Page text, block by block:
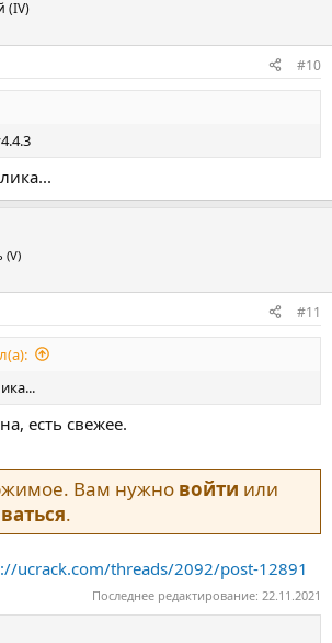
(IV)
#10
(V)
#11
есть свежее.
Вам нужно войти или
.
ucrack.com/threads/2092/post-12891
Последнее редактирование: 22.11.2021